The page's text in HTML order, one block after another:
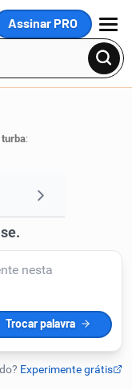
Assinar PRO
MENU
turba: